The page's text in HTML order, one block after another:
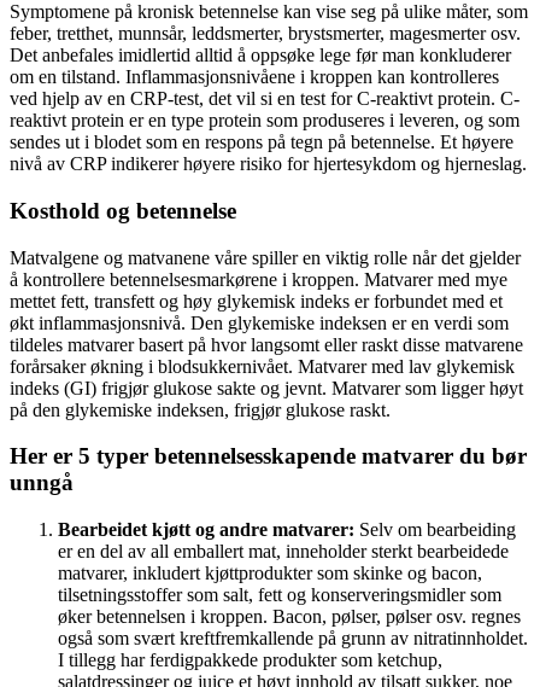
Symptomene på kronisk betennelse kan vise seg på ulike måter, som
feber, tretthet, munnsår, leddsmerter, brystsmerter, magesmerter osv.
Det anbefales imidlertid alltid å oppsøke lege før man konkluderer
om en tilstand. Inflammasjonsnivåene i kroppen kan kontrolleres
ved hjelp av en CRP-test, det vil si en test for C-reaktivt protein. C-
reaktivt protein er en type protein som produseres i leveren, og som
sendes ut i blodet som en respons på tegn på betennelse. Et høyere
nivå av CRP indikerer høyere risiko for hjertesykdom og hjerneslag.
Kosthold og betennelse
Matvalgene og matvanene våre spiller en viktig rolle når det gjelder
å kontrollere betennelsesmarkørene i kroppen. Matvarer med mye
mettet fett, transfett og høy glykemisk indeks er forbundet med et
økt inflammasjonsnivå. Den glykemiske indeksen er en verdi som
tildeles matvarer basert på hvor langsomt eller raskt disse matvarene
forårsaker økning i blodsukkernivået. Matvarer med lav glykemisk
indeks (GI) frigjør glukose sakte og jevnt. Matvarer som ligger høyt
på den glykemiske indeksen, frigjør glukose raskt.
Her er 5 typer betennelsesskapende matvarer du bør
unngå
Bearbeidet kjøtt og andre matvarer: Selv om bearbeiding
er en del av all emballert mat, inneholder sterkt bearbeidede
matvarer, inkludert kjøttprodukter som skinke og bacon,
tilsetningsstoffer som salt, fett og konserveringsmidler som
øker betennelsen i kroppen. Bacon, pølser, pølser osv. regnes
også som svært kreftfremkallende på grunn av nitratinnholdet.
I tillegg har ferdigpakkede produkter som ketchup,
salatdressinger og juice et høyt innhold av tilsatt sukker, noe